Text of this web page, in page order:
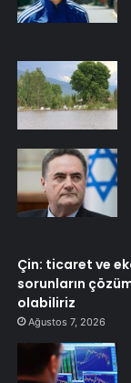
Çin: ticaret ve
sorunların
olabiliriz
Ağustos 7, 2026